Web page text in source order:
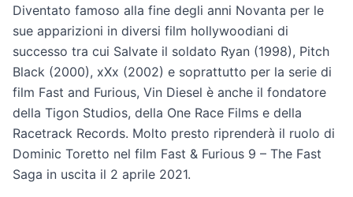
Diventato famoso alla fine degli anni Novanta per le
sue apparizioni in diversi film hollywoodiani di
successo tra cui Salvate il soldato Ryan (1998), Pitch
Black (2000), xXx (2002) e soprattutto per la serie di
film Fast and Furious, Vin Diesel è anche il fondatore
della Tigon Studios, della One Race Films e della
Racetrack Records. Molto presto riprenderà il ruolo di
Dominic Toretto nel film Fast & Furious 9 – The Fast
Saga in uscita il 2 aprile 2021.